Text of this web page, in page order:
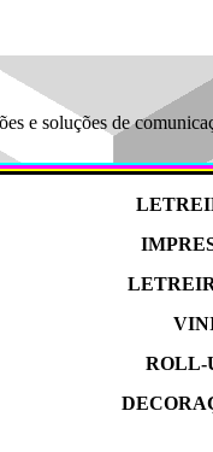
e soluções de
ROLL-